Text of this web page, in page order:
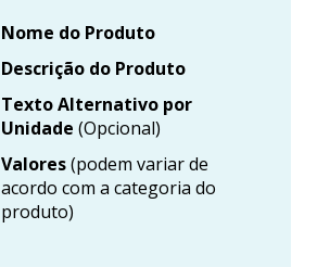
Nome do Produto
Descrição do Produto
Texto Alternativo por
Unidade (Opcional)
Valores(podem variar de
acordo com a categoria do
produto)